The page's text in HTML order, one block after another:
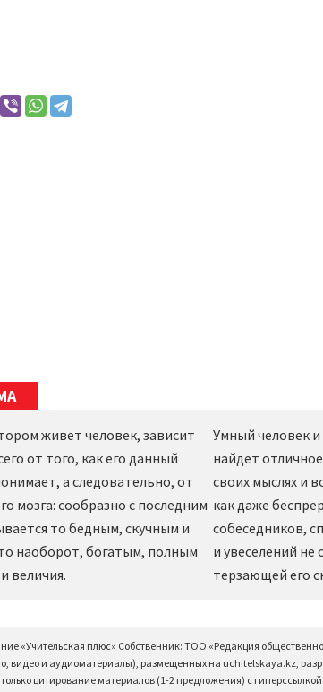
живет человек, зависит
от того, как его данный
а следовательно, от
мозга: сообразно с последним
то бедным, скучным и
наоборот, богатым, полным
величия.
Умный человек
найдёт
своих мыслях и
как даже
собеседников,
и увеселений не
терзающей его
«Учительская плюс» Собственник: ТОО «Редакция
видео и аудиоматериалы), размещенных на uchitelskaya.kz,
цитирование материалов (1-2 предложения) с